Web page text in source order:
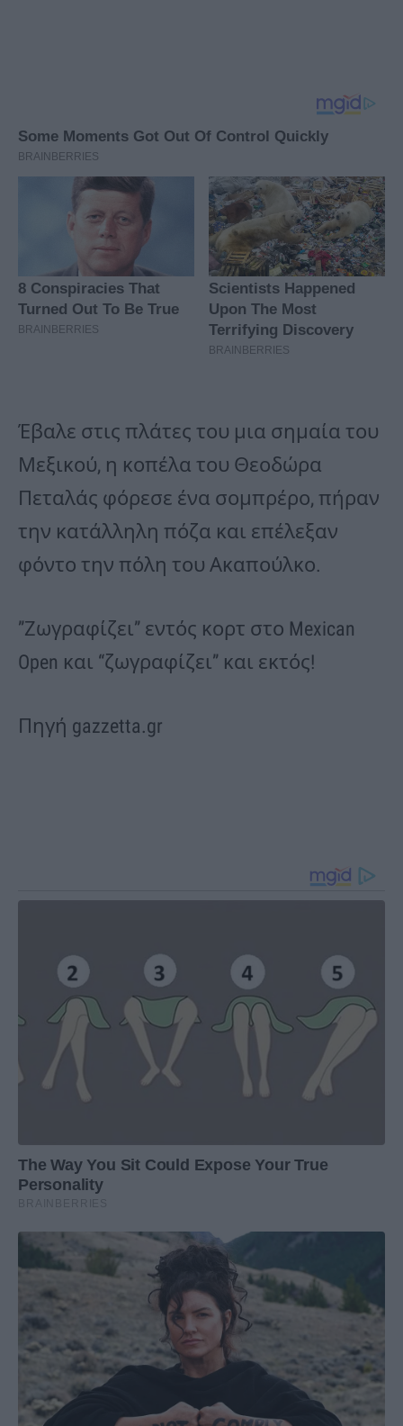
Έβαλε στις πλάτες του μια σημαία του
Μεξικού, η κοπέλα του Θεοδώρα
Πεταλάς φόρεσε ένα σομπρέρο, πήραν
την κατάλληλη πόζα και επέλεξαν
φόντο την πόλη του Ακαπούλκο.
”Ζωγραφίζει” εντός κορτ στο Mexican
Open και “ζωγραφίζει” και εκτός!
Πηγή gazzetta.gr